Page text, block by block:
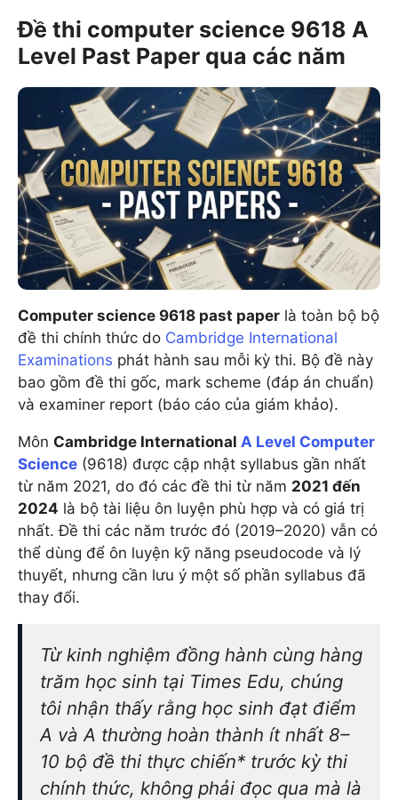
Đề thi computer science 9618 A
Level Past Paper qua các năm
Computer science 9618 past paper là toàn bộ bộ
đề thi chính thức do Cambridge International
Examinations phát hành sau mỗi kỳ thi. Bộ đề này
bao gồm đề thi gốc, mark scheme (đáp án chuẩn)
và examiner report (báo cáo của giám khảo).
Môn Cambridge International A Level Computer
Science (9618) được cập nhật syllabus gần nhất
từ năm 2021, do đó các đề thi từ năm 2021 đến
2024 là bộ tài liệu ôn luyện phù hợp và có giá trị
nhất. Đề thi các năm trước đó (2019–2020) vẫn có
thể dùng để ôn luyện kỹ năng pseudocode và lý
thuyết, nhưng cần lưu ý một số phần syllabus đã
thay đổi.
Từ kinh nghiệm đồng hành cùng hàng
trăm học sinh tại Times Edu, chúng
tôi nhận thấy rằng học sinh đạt điểm
A và A thường hoàn thành ít nhất 8–
10 bộ đề thi thực chiến* trước kỳ thi
chính thức, không phải đọc qua mà là